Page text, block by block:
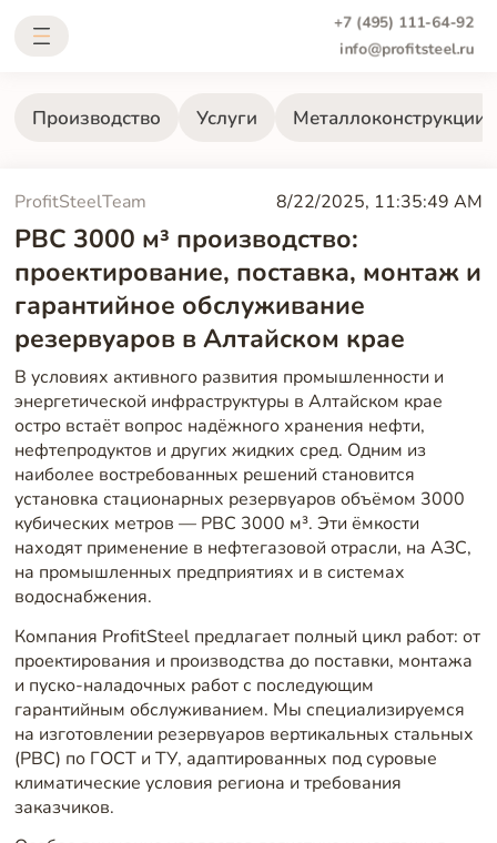
+7 (495) 111-64-92
info@profitsteel.ru
Производство Услуги Металлоконструкции
ProfitSteelTeam 8/22/2025, 11:35:49 AM
РВС 3000 м³ производство:
проектирование, поставка, монтаж и
гарантийное обслуживание
резервуаров в Алтайском крае
В условиях активного развития промышленности и
энергетической инфраструктуры в Алтайском крае
остро встаёт вопрос надёжного хранения нефти,
нефтепродуктов и других жидких сред. Одним из
наиболее востребованных решений становится
установка стационарных резервуаров объёмом 3000
кубических метров — РВС 3000 м³. Эти ёмкости
находят применение в нефтегазовой отрасли, на АЗС,
на промышленных предприятиях и в системах
водоснабжения.
Компания ProfitSteel предлагает полный цикл работ: от
проектирования и производства до поставки, монтажа
и пуско-наладочных работ с последующим
гарантийным обслуживанием. Мы специализируемся
на изготовлении резервуаров вертикальных стальных
(РВС) по ГОСТ и ТУ, адаптированных под суровые
климатические условия региона и требования
заказчиков.